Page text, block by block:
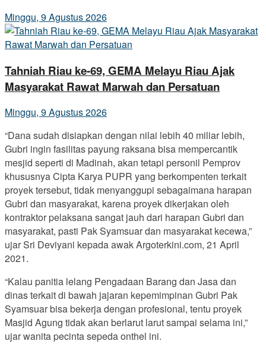
Minggu, 9 Agustus 2026
Tahniah Riau ke-69, GEMA Melayu Riau Ajak
Masyarakat Rawat Marwah dan Persatuan
Minggu, 9 Agustus 2026
“Dana sudah disiapkan dengan nilai lebih 40 miliar lebih,
Gubri ingin fasilitas payung raksana bisa mempercantik
mesjid seperti di Madinah, akan tetapi personil Pemprov
khususnya Cipta Karya PUPR yang berkompenten terkait
proyek tersebut, tidak menyanggupi sebagaimana harapan
Gubri dan masyarakat, karena proyek dikerjakan oleh
kontraktor pelaksana sangat jauh dari harapan Gubri dan
masyarakat, pasti Pak Syamsuar dan masyarakat kecewa,”
ujar Sri Deviyani kepada awak Argoterkini.com, 21 April
2021.
“Kalau panitia lelang Pengadaan Barang dan Jasa dan
dinas terkait di bawah jajaran kepemimpinan Gubri Pak
Syamsuar bisa bekerja dengan profesional, tentu proyek
Masjid Agung tidak akan berlarut larut sampai selama ini,”
ujar wanita pecinta sepeda onthel ini.